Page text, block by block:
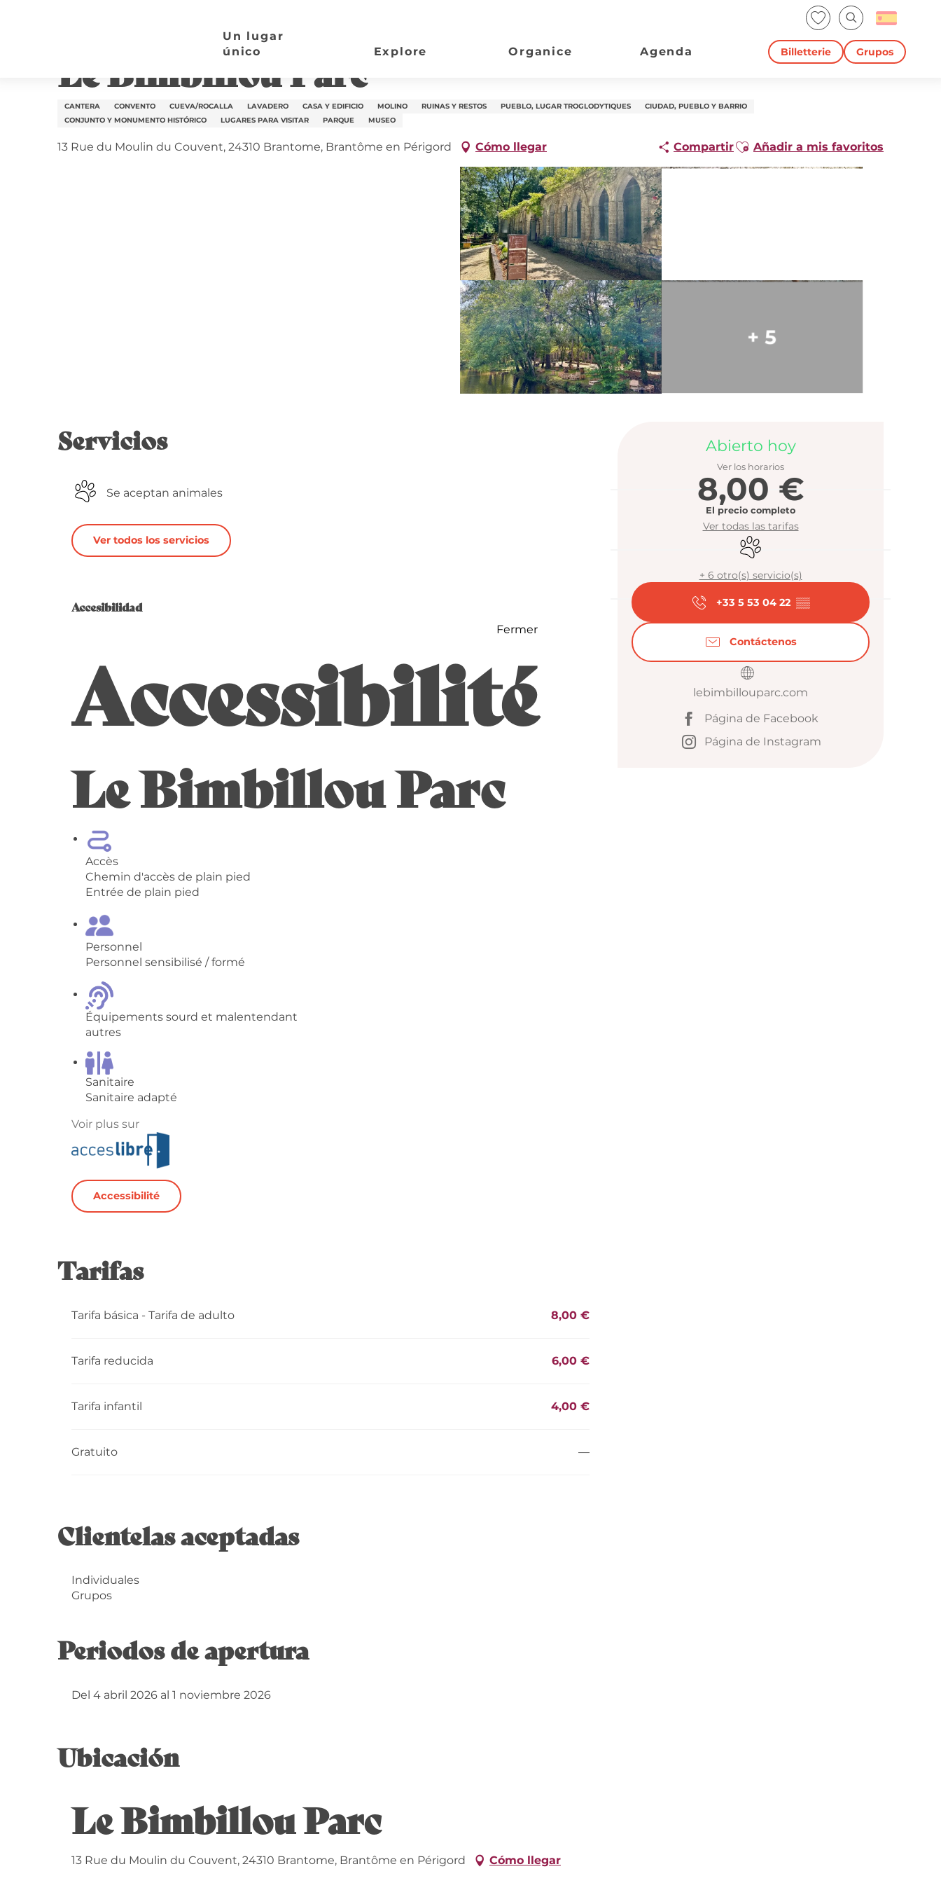
Voir les favoris
Buscar
Billetterie Grupos
Un lugar
único
Explore Organice Agenda
Le Bimbillou Parc
CANTERA CONVENTO CUEVA/ROCALLA LAVADERO CASA Y EDIFICIO MOLINO RUINAS Y RESTOS PUEBLO, LUGAR TROGLODYTIQUES
CIUDAD, PUEBLO Y BARRIO
CONJUNTO Y MONUMENTO HISTÓRICO
LUGARES PARA VISITAR PARQUE MUSEO
13 Rue du Moulin du Couvent, 24310 Brantome, Brantôme en Périgord Cómo llegar CompartirAjouter aux favoris
Añadir a mis favoritos
+ 5
Horarios y
Abierto hoy
Ver los horarios
8,00 €
El precio completo
Ver todas las tarifas
Se aceptan animales
+ 6 otro(s) servicio(s)
+33 5 53 04 22 ▒▒
Contáctenos
lebimbillouparc.com
Página de Facebook
Página de Instagram
Servicios
Se aceptan animales
Ver todos los servicios
Oferta de prestaciones
Accesibilidad
Accesibilidad
Fermer
Accessibilité
Le Bimbillou Parc
Accès
Chemin d'accès de plain pied
Entrée de plain pied
Personnel
Personnel sensibilisé / formé
Équipements sourd et malentendant
autres
Sanitaire
Sanitaire adapté
Voir plus sur
Accessibilité
Tarifas
Tarifa básica - Tarifa de adulto 8,00 €
Tarifa reducida 6,00 €
Tarifa infantil 4,00 €
Gratuito —
Clientelas aceptadas
Individuales
Grupos
Periodos de apertura
Del 4 abril 2026 al 1 noviembre 2026
Ubicación
Le Bimbillou Parc
13 Rue du Moulin du Couvent, 24310 Brantome, Brantôme en Périgord Cómo llegar